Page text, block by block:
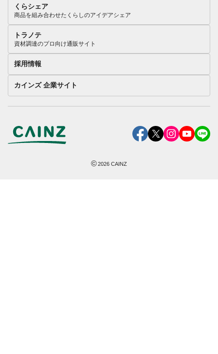
くらシェア
商品を組み合わせたくらしのアイデアシェア
トラノテ
資材調達のプロ向け通販サイト
採用情報
カインズ 企業サイト
©2026 CAINZ